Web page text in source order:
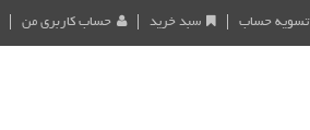
حساب کاربری من سبد خرید تسویه حساب